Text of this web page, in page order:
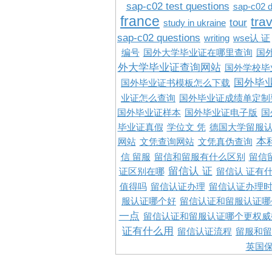
sap-c02 test questions sap-c02
france study in ukraine tour
sap-c02 questions writing wse认 证
编号 国外大学毕业证在哪里查询 国
外大学毕业证查询网站 国外学校
国外毕业证书模板怎么下载 国外毕
业证怎么查询
国外毕业证成绩单定
国外毕业证样本
国外毕业证电子版
毕业证真假 学位文 凭 德国大学留服
网站 文凭查询网站 文凭真伪查询 本
信 留服 留信和留服有什么区别
留信
证区别在哪 留信认 证 留信认 证有
值得吗 留信认证办理 留信认证办理
服认证哪个好 留信认证和留服认证
一点 留信认证和留服认证哪个更权
证有什么用 留信认证流程 留服和
英国